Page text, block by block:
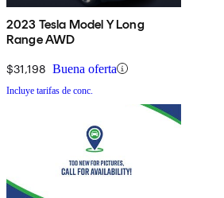
2023 Tesla Model Y Long
Range AWD
$31,198 Buena oferta
Incluye tarifas de conc.